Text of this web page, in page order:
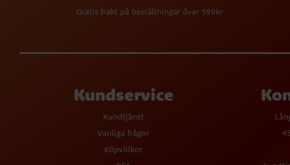
Gratis frakt på beställningar över 599kr
Kundservice
Kundtjänst
Vanliga frågor
Köpvillkor